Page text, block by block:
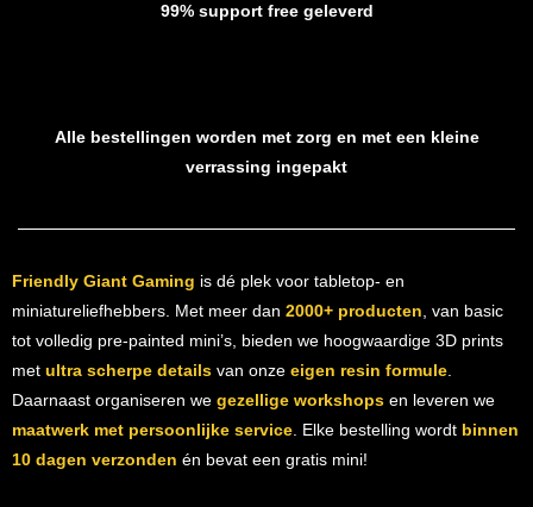
99% support free geleverd
Alle bestellingen worden met zorg en met een kleine
verrassing ingepakt
Friendly Giant Gaming is dé plek voor tabletop- en
miniatureliefhebbers. Met meer dan 2000+ producten , van basic
tot volledig pre-painted mini’s, bieden we hoogwaardige 3D prints
met ultra scherpe detailsvan onze eigen resin formule.
Daarnaast organiseren we gezellige workshopsen leveren we
maatwerk met persoonlijke service. Elke bestelling wordt binnen
10 dagen verzonden én bevat een gratis mini!